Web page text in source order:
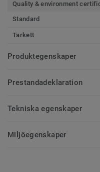
Quality & environment
Standard
Tarkett
Produktegenskaper
Prestandadeklaration
Tekniska egenskaper
Miljöegenskaper